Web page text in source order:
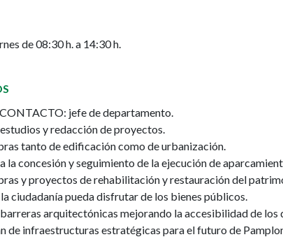
de 08:30 h. a 14:30 h.
jefe de departamento.
y redacción de proyectos.
tanto de edificación como de urbanización.
la concesión y seguimiento de la ejecución de
y proyectos de rehabilitación y restauración del
ciudadanía pueda disfrutar de los bienes públicos.
arquitectónicas mejorando la accesibilidad de
de infraestructuras estratégicas para el futuro de